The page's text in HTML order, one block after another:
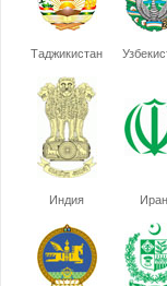
Таджикистан
Индия Иран